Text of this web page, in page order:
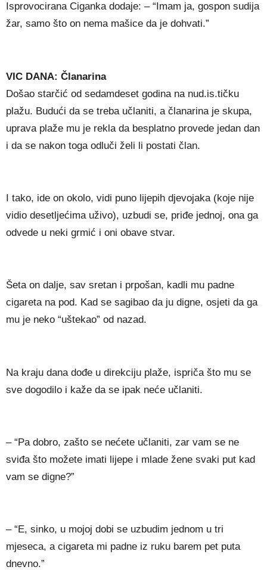
Isprovocirana Ciganka dodaje: – “Imam ja, gospon sudija
žar, samo što on nema mašice da je dohvati.”
VIC DANA: Članarina
Došao starčić od sedamdeset godina na nud.is.tičku
plažu. Budući da se treba učlaniti, a članarina je skupa,
uprava plaže mu je rekla da besplatno provede jedan dan
i da se nakon toga odluči želi li postati član.
I tako, ide on okolo, vidi puno lijepih djevojaka (koje nije
vidio desetljećima uživo), uzbudi se, priđe jednoj, ona ga
odvede u neki grmić i oni obave stvar.
Šeta on dalje, sav sretan i prpošan, kadli mu padne
cigareta na pod. Kad se sagibao da ju digne, osjeti da ga
mu je neko “uštekao” od nazad.
Na kraju dana dođe u direkciju plaže, ispriča što mu se
sve dogodilo i kaže da se ipak neće učlaniti.
– “Pa dobro, zašto se nećete učlaniti, zar vam se ne
sviđa što možete imati lijepe i mlade žene svaki put kad
vam se digne?”
– “E, sinko, u mojoj dobi se uzbudim jednom u tri
mjeseca, a cigareta mi padne iz ruku barem pet puta
dnevno.”